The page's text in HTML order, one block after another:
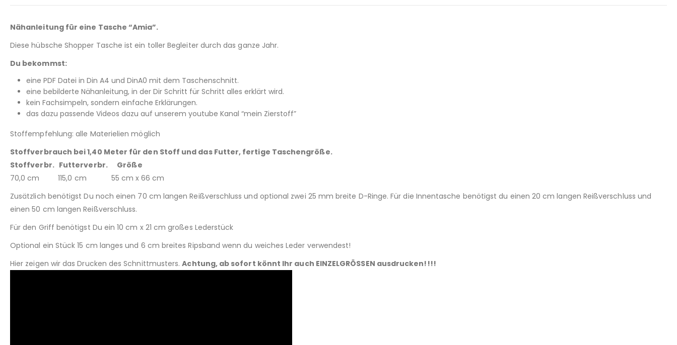
Nähanleitung für eine Tasche “Amia”.
Diese hübsche Shopper Tasche ist ein toller Begleiter durch das ganze Jahr.
Du bekommst:
eine PDF Datei in Din A4 und DinA0 mit dem Taschenschnitt.
eine bebilderte Nähanleitung, in der Dir Schritt für Schritt alles erklärt wird.
kein Fachsimpeln, sondern einfache Erklärungen.
das dazu passende Videos dazu auf unserem youtube Kanal “mein Zierstoff”
Stoffempfehlung: alle Materielien möglich
Stoffverbrauch bei 1,40 Meter für den Stoff und das Futter, fertige Taschengröße.
Stoffverbr. Futterverbr. Größe
70,0 cm 115,0 cm 55 cm x 66 cm
Zusätzlich benötigst Du noch einen 70 cm langen Reißverschluss und optional zwei 25 mm breite D-Ringe. Für die Innentasche benötigst du einen 20 cm langen Reißverschluss und
einen 50 cm langen Reißverschluss.
Für den Griff benötigst Du ein 10 cm x 21 cm großes Lederstück
Optional ein Stück 15 cm langes und 6 cm breites Ripsband wenn du weiches Leder verwendest!
Hier zeigen wir das Drucken des Schnittmusters.Achtung, ab sofort könnt Ihr auch EINZELGRÖSSEN ausdrucken!!!!